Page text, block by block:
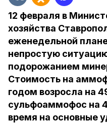
12 февраля в
хозяйства
еженедельной
непростую
подорожанием
Стоимость на
годом возросла на
сульфоаммофос на
время на основные